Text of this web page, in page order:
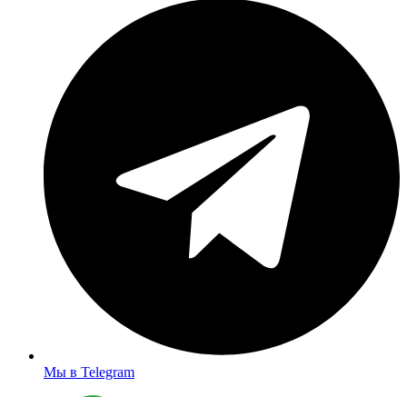
Мы в Telegram